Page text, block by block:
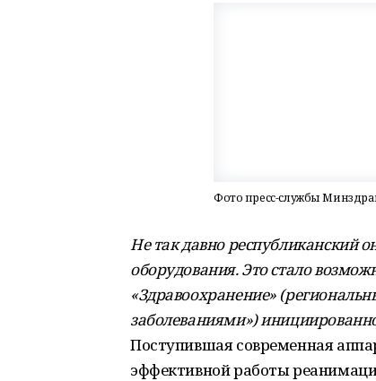
Фото пресс-службы
Не так давно республиканский
оборудования. Это стало
«Здравоохранение»
заболеваниями»)
Поступившая современная
эффективной работы